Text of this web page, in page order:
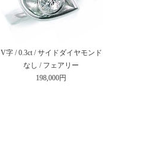
V字 / 0.3ct / サイドダイヤモンド
なし / フェアリー
198,000円